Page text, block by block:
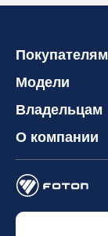
Покупателям
Модели
Владельцам
О компании